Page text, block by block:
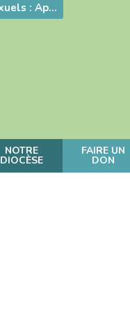
NOTRE
DIOCÈSE
FAIRE UN
DON
Abus sexuels : Appel à témoignage